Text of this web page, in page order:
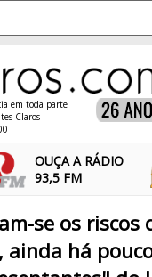
em toda parte
Claros
OUÇA A RÁDIO
93,5 FM
se os
ainda há